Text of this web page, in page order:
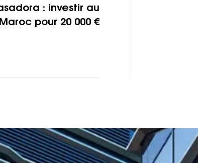
: investir au
Maroc pour 20 000 €